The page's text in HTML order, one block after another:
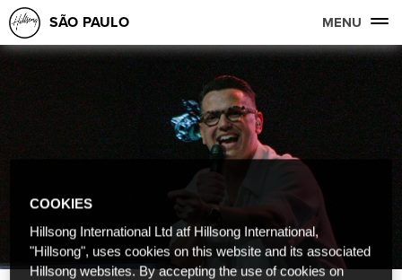
SÃO PAULO MENU
COOKIES
Hillsong International Ltd atf Hillsong International,
"Hillsong", uses cookies on this website and its associated
Hillsong websites. By accepting the use of cookies on